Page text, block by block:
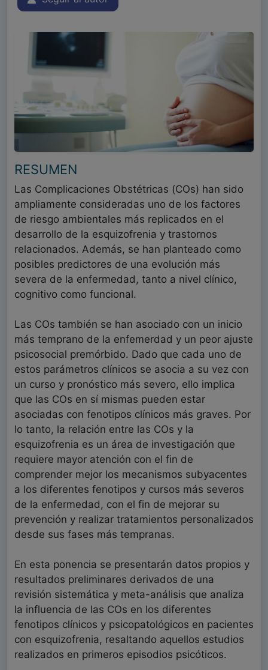
RESUMEN
Las Complicaciones Obstétricas (COs) han sido
ampliamente consideradas uno de los factores
de riesgo ambientales más replicados en el
desarrollo de la esquizofrenia y trastornos
relacionados. Además, se han planteado como
posibles predictores de una evolución más
severa de la enfermedad, tanto a nivel clínico,
cognitivo como funcional.
Las COs también se han asociado con un inicio
más temprano de la enfemerdad y un peor ajuste
psicosocial premórbido. Dado que cada uno de
estos parámetros clínicos se asocia a su vez con
un curso y pronóstico más severo, ello implica
que las COs en sí mismas pueden estar
asociadas con fenotipos clínicos más graves. Por
lo tanto, la relación entre las COs y la
esquizofrenia es un área de investigación que
requiere mayor atención con el fin de
comprender mejor los mecanismos subyacentes
a los diferentes fenotipos y cursos más severos
de la enfermedad, con el fin de mejorar su
prevención y realizar tratamientos personalizados
desde sus fases más tempranas.
En esta ponencia se presentarán datos propios y
resultados preliminares derivados de una
revisión sistemática y meta-análisis que analiza
la influencia de las COs en los diferentes
fenotipos clínicos y psicopatológicos en pacientes
con esquizofrenia, resaltando aquellos estudios
realizados en primeros episodios psicóticos.